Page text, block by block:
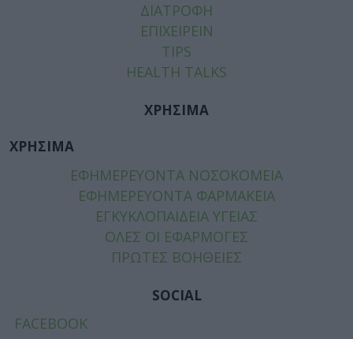
ΔΙΑΤΡΟΦΗ
ΕΠΙΧΕΙΡΕΙΝ
TIPS
HEALTH TALKS
ΧΡΗΣΙΜΑ
ΧΡΗΣΙΜΑ
ΕΦΗΜΕΡΕΥΟΝΤΑ ΝΟΣΟΚΟΜΕΙΑ
ΕΦΗΜΕΡΕΥΟΝΤΑ ΦΑΡΜΑΚΕΙΑ
ΕΓΚΥΚΛΟΠΑΙΔΕΙΑ ΥΓΕΙΑΣ
ΟΛΕΣ ΟΙ ΕΦΑΡΜΟΓΕΣ
ΠΡΩΤΕΣ ΒΟΗΘΕΙΕΣ
SOCIAL
FACEBOOK